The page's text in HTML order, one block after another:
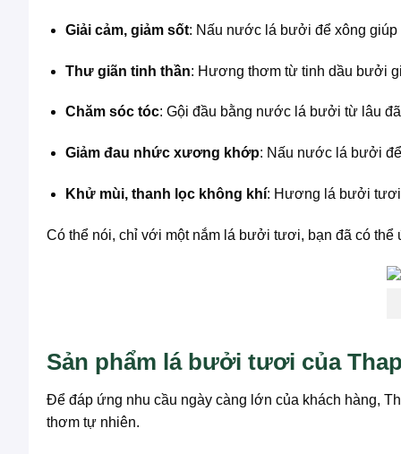
Giải cảm, giảm sốt: Nấu nước lá bưởi để xông giúp
Thư giãn tinh thần: Hương thơm từ tinh dầu bưởi
Chăm sóc tóc: Gội đầu bằng nước lá bưởi từ lâu
Giảm đau nhức xương khớp: Nấu nước lá bưởi
Khử mùi, thanh lọc không khí: Hương lá bưởi tươi
Có thể nói, chỉ với một nắm lá bưởi tươi, bạn đã có
Sản phẩm lá bưởi tươi của
Để đáp ứng nhu cầu ngày càng lớn của khách hàng,
thơm tự nhiên.